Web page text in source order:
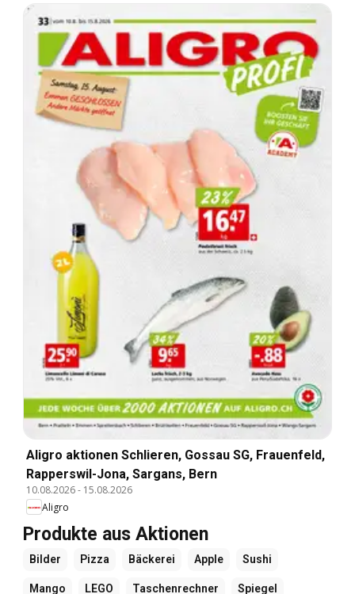
Aligro aktionen Schlieren, Gossau SG, Frauenfeld,
Rapperswil-Jona, Sargans, Bern
10.08.2026- 15.08.2026
Aligro
Produkte aus Aktionen
Bilder Pizza Bäckerei Apple Sushi
Mango LEGO Taschenrechner Spiegel